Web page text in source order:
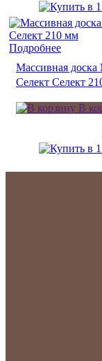
Подробнее
Массивная
Селект Селект
В